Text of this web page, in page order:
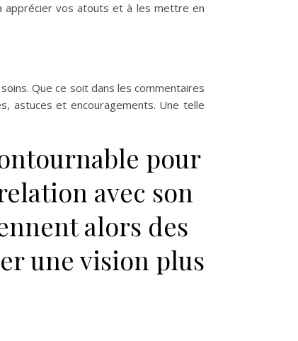
apprécier vos atouts et à les mettre en
Que ce soit dans les commentaires
astuces et encouragements. Une telle
pour
avec son
alors des
une vision plus